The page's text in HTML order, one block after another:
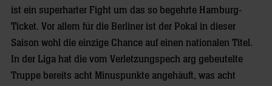
ist ein superharter Fight um das so begehrte Hamburg-
Ticket. Vor allem für die Berliner ist der Pokal in dieser
Saison wohl die einzige Chance auf einen nationalen Titel.
In der Liga hat die vom Verletzungspech arg gebeutelte
Truppe bereits acht Minuspunkte angehäuft, was acht